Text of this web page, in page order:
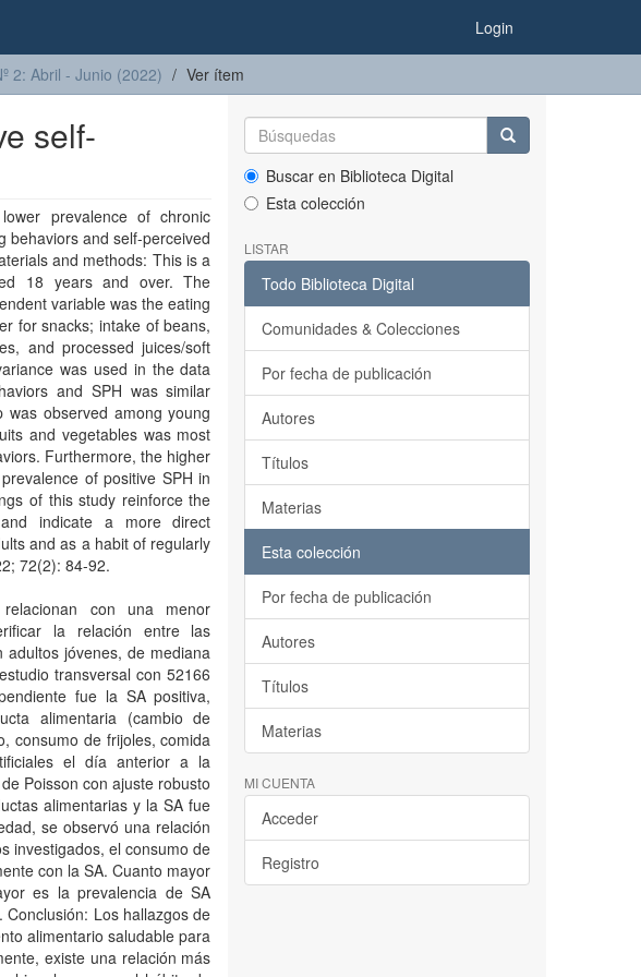
Login
2: Abril - Junio (2022) Ver ítem
self-
prevalence of chronic
behaviors and self-perceived
and methods: This is a
18 years and over. The
variable was the eating
for snacks; intake of beans,
and processed juices/soft
was used in the data
and SPH was similar
observed among young
and vegetables was most
Furthermore, the higher
of positive SPH in
of this study reinforce the
indicate a more direct
and as a habit of regularly
72(2): 84-92.
con una menor
la relación entre las
jóvenes, de mediana
transversal con 52166
fue la SA positiva,
alimentaria (cambio de
consumo de frijoles, comida
el día anterior a la
Poisson con ajuste robusto
alimentarias y la SA fue
se observó una relación
investigados, el consumo de
con la SA. Cuanto mayor
es la prevalencia de SA
Los hallazgos de
alimentario saludable para
existe una relación más
Buscar en Biblioteca Digital
Esta colección
LISTAR
Todo Biblioteca Digital
Comunidades & Colecciones
Por fecha de publicación
Autores
Títulos
Materias
Esta colección
Por fecha de publicación
Autores
Títulos
Materias
MI CUENTA
Acceder
Registro